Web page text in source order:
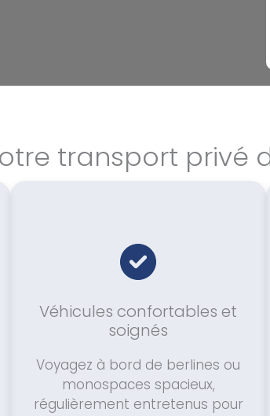
transport privé
Véhicules confortables et
soignés
Voyagez à bord de berlines ou
monospaces spacieux,
régulièrement entretenus pour